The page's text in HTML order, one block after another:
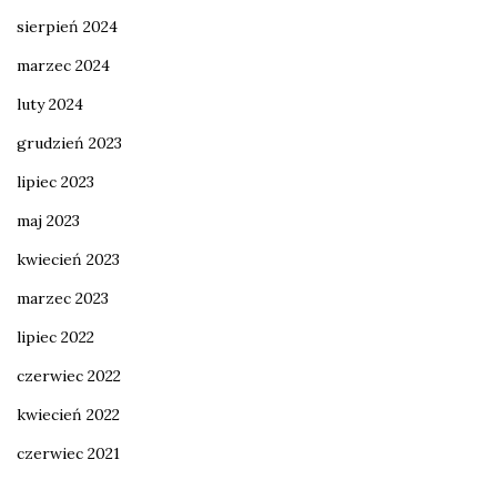
sierpień 2024
marzec 2024
luty 2024
grudzień 2023
lipiec 2023
maj 2023
kwiecień 2023
marzec 2023
lipiec 2022
czerwiec 2022
kwiecień 2022
czerwiec 2021